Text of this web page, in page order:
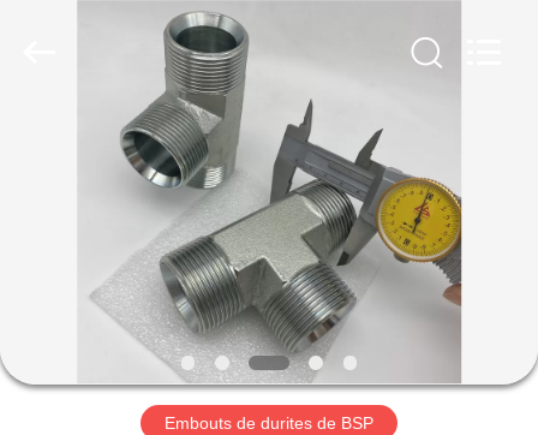
MAISON
PRODUITS
SUJET
DE
NOUS
Embouts de durites de BSP